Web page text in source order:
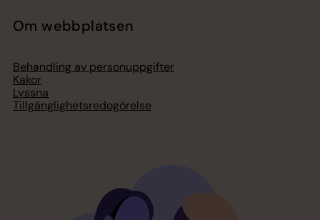
Om webbplatsen
Behandling av personuppgifter
Kakor
Lyssna
Tillgänglighetsredogörelse